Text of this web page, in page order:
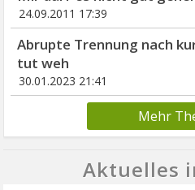
24.09.2011 17:39
Abrupte Trennung nach
tut weh
30.01.2023 21:41
Mehr
Aktuelles